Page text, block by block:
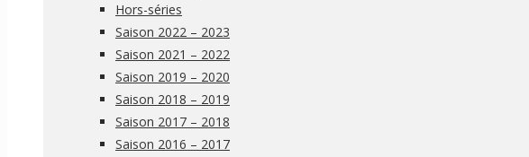
Hors-séries
Saison 2022 – 2023
Saison 2021 – 2022
Saison 2019 – 2020
Saison 2018 – 2019
Saison 2017 – 2018
Saison 2016 – 2017